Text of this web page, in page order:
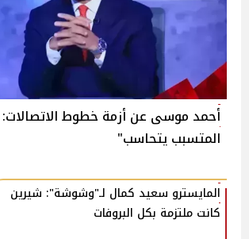
أحمد موسى عن أزمة خطوط الاتصالات:
المتسبب يتحاسب"
المايسترو سعيد كمال لـ"وشوشة": شيرين
كانت ملتزمة بكل البروفات